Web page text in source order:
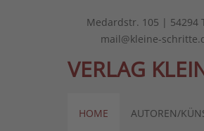
Medardstr. 105 | 54294
mail@kleine-
VERLAG
HOME AUTOREN/